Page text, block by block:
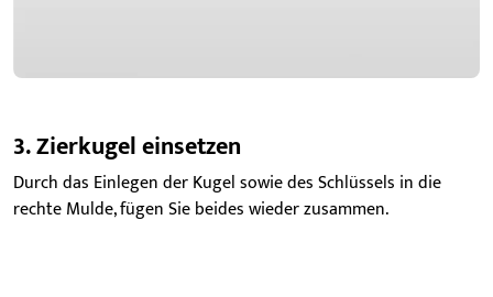
3. Zierkugel einsetzen
Durch das Einlegen der Kugel sowie des Schlüssels in die
rechte Mulde, fügen Sie beides wieder zusammen.